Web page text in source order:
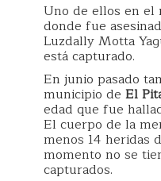
Uno de ellos en el
donde fue
Luzdally Motta
está capturado.
En junio pasado
municipio de El
edad que fue
El cuerpo de la
menos 14 heridas
momento no se
capturados.